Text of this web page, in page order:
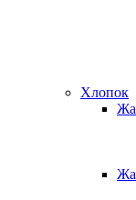
Хлопок